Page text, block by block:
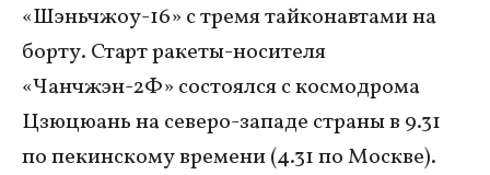
«Шэньчжоу-16» с тремя тайконавтами на
борту. Старт ракеты-носителя
«Чанчжэн-2Ф» состоялся с космодрома
Цзюцюань на северо-западе страны в 9.31
по пекинскому времени (4.31 по Москве).